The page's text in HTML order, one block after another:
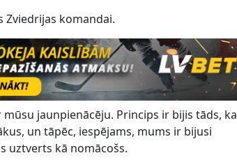
Zviedrijas komandai.
jaunpienācēju. Princips ir bijis tāds, ka
un tāpēc, iespējams, mums ir bijusi
uztverts kā nomācošs.